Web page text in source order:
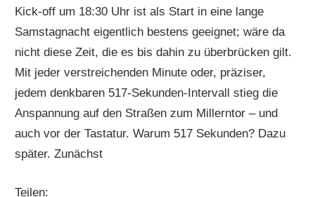
Kick-off um 18:30 Uhr ist als Start in eine lange
Samstagnacht eigentlich bestens geeignet; wäre da
nicht diese Zeit, die es bis dahin zu überbrücken gilt.
Mit jeder verstreichenden Minute oder, präziser,
jedem denkbaren 517-Sekunden-Intervall stieg die
Anspannung auf den Straßen zum Millerntor – und
auch vor der Tastatur. Warum 517 Sekunden? Dazu
später. Zunächst
Teilen: